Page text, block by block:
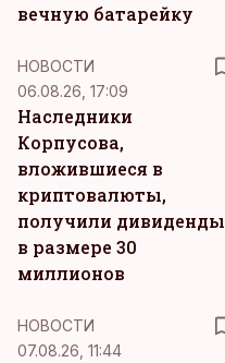
вечную батарейку
НОВОСТИ
06.08.26, 17:09
Наследники
Корпусова,
вложившиеся в
криптовалюты,
получили дивиденды
в размере 30
миллионов
НОВОСТИ
07.08.26, 11:44